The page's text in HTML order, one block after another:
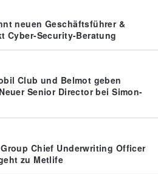
neuen Geschäftsführer &
Cyber-Security-Beratung
Club und Belmot geben
Senior Director bei Simon-
Chief Underwriting Officer
zu Metlife